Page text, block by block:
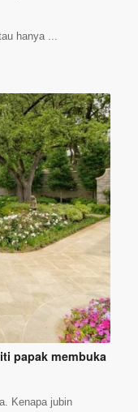
hanya ...
papak membuka
Kenapa jubin